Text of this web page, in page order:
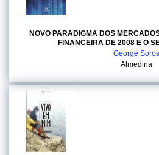
NOVO PARADIGMA DOS
FINANCEIRA DE 2008 E O
George Soros
Almedina